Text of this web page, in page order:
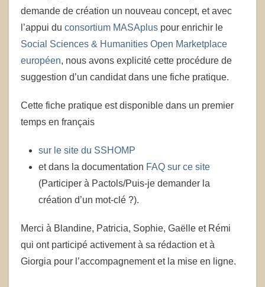
demande de création un nouveau concept, et avec
l’appui du consortium MASAplus pour enrichir le
Social Sciences & Humanities Open Marketplace
européen, nous avons explicité cette procédure de
suggestion d’un candidat dans une fiche pratique.
Cette fiche pratique est disponible dans un premier
temps en français
sur le site du SSHOMP
et dans la documentation FAQ sur ce site
(Participer à Pactols/Puis-je demander la
création d’un mot-clé ?).
Merci à Blandine, Patricia, Sophie, Gaëlle et Rémi
qui ont participé activement à sa rédaction et à
Giorgia pour l’accompagnement et la mise en ligne.